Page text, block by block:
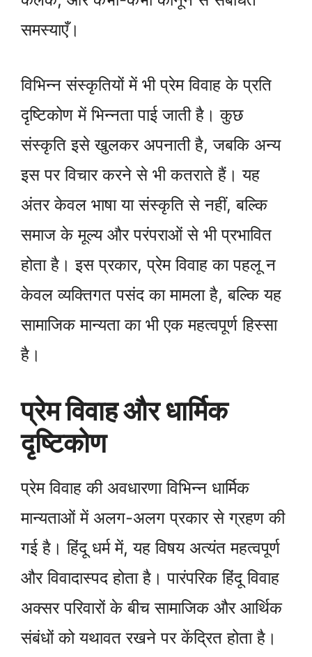
समस्याएँ।
विभिन्न संस्कृतियों में भी प्रेम विवाह के प्रति
दृष्टिकोण में भिन्नता पाई जाती है। कुछ
संस्कृति इसे खुलकर अपनाती है, जबकि अन्य
इस पर विचार करने से भी कतराते हैं। यह
अंतर केवल भाषा या संस्कृति से नहीं, बल्कि
समाज के मूल्य और परंपराओं से भी प्रभावित
होता है। इस प्रकार, प्रेम विवाह का पहलू न
केवल व्यक्तिगत पसंद का मामला है, बल्कि यह
सामाजिक मान्यता का भी एक महत्वपूर्ण हिस्सा
है।
प्रेम विवाह और धार्मिक
दृष्टिकोण
प्रेम विवाह की अवधारणा विभिन्न धार्मिक
मान्यताओं में अलग-अलग प्रकार से ग्रहण की
गई है। हिंदू धर्म में, यह विषय अत्यंत महत्वपूर्ण
और विवादास्पद होता है। पारंपरिक हिंदू विवाह
अक्सर परिवारों के बीच सामाजिक और आर्थिक
संबंधों को यथावत रखने पर केंद्रित होता है।